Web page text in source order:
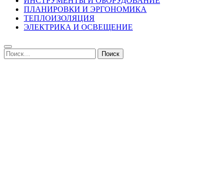
ПЛАНИРОВКИ И ЭРГОНОМИКА
ТЕПЛОИЗОЛЯЦИЯ
ЭЛЕКТРИКА И ОСВЕЩЕНИЕ
Найти: